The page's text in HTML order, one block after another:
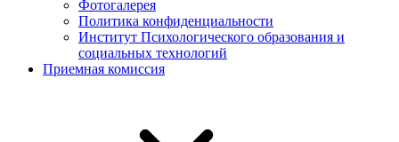
Фотогалерея
Политика конфиденциальности
Институт Психологического образования и
социальных технологий
Приемная комиссия